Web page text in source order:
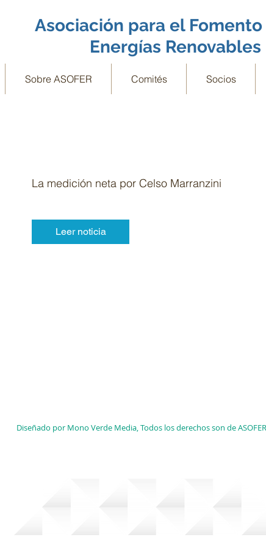
Asociación para el
Energías Renovables
Sobre ASOFER Comités Socios
La medición neta por Celso Marranzini
Leer noticia
Diseñado por Mono Verde Media, Todos los derechos son de ASOFER